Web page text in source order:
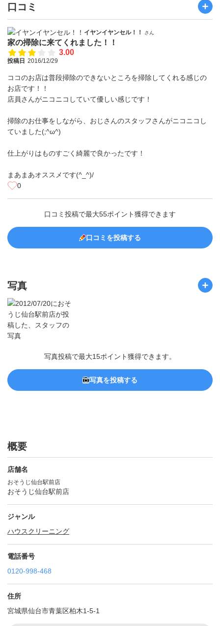
口コミ
イヤンイヤンセル！！ さん
家の掃除に来てくれました！！
3.00
投稿日 2016/12/29
ココのお店は普段掃除のできないところを掃除してくれる感じの
お店です！！
店員さんがニコニコしていて優しい感じです！
掃除のお仕事をしながら、おじさんのスタッフさんがニコニコし
ていました(;^ω^)
仕上がりはものすごく綺麗で良かったです！
まあまあオススメです(^_^)/
0
口コミ投稿で最大55ポイント獲得できます
口コミを投稿する
写真
写真投稿で最大15ポイント獲得できます。
写真を投稿する
概要
店舗名
おそうじ仙台駅前店
おそうじ仙台駅前店
ジャンル
ハウスクリーニング
電話番号
0120-998-468
住所
宮城県仙台市青葉区柏木1-5-1